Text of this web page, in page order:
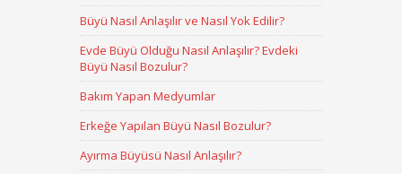
Büyü Nasıl Anlaşılır ve Nasıl Yok Edilir?
Evde Büyü Olduğu Nasıl Anlaşılır? Evdeki
Büyü Nasıl Bozulur?
Bakım Yapan Medyumlar
Erkeğe Yapılan Büyü Nasıl Bozulur?
Ayırma Büyüsü Nasıl Anlaşılır?